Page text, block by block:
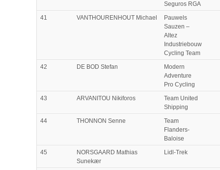
Seguros RGA
41
VANTHOURENHOUT Michael
Pauwels
Sauzen –
Altez
Industriebouw
Cycling Team
42
DE BOD Stefan
Modern
Adventure
Pro Cycling
43
ARVANITOU Nikiforos
Team United
Shipping
44
THONNON Senne
Team
Flanders-
Baloise
45
NORSGAARD Mathias
Sunekær
Lidl-Trek